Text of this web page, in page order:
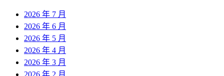
2026 年 7 月
2026 年 6 月
2026 年 5 月
2026 年 4 月
2026 年 3 月